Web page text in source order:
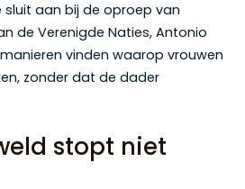
sluit aan bij de oproep van
de Verenigde Naties, Antonio
vinden waarop vrouwen
zonder dat de dader
stopt niet